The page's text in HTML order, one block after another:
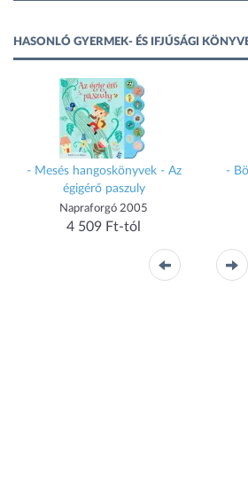
HASONLÓ GYERMEK- ÉS IFJÚSÁGI
- Mesés hangoskönyvek - Az
égigérő paszuly
Napraforgó 2005
4 509 Ft-tól
-